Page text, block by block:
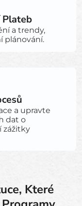
Plateb
a trendy,
plánování.
a upravte
dat o
zážitky
Které